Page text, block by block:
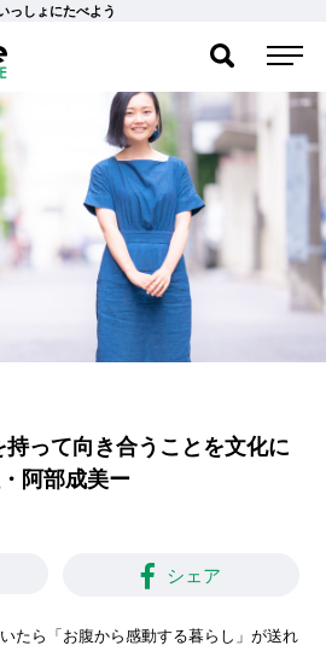
っしょにたべよう
って向き合うことを文化に
阿部成美ー
シェア
たら「お腹から感動する暮らし」が送れ